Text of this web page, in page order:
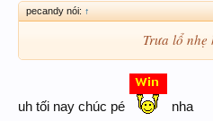
pecandy nói: ↑
Trưa lổ nhẹ
uh tối nay chúc pé nha